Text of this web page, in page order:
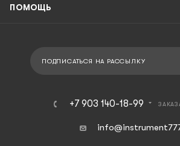
ПОМОЩЬ
ПОДПИСАТЬСЯ НА РАССЫЛКУ
+7 903 140-18-99